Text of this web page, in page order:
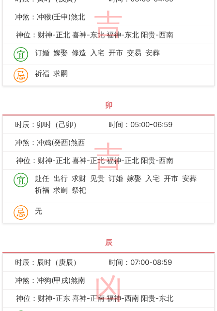
吉
冲煞：冲猴(壬申)煞北
神位：财神-正北 喜神-东北 福神-东北 阳贵-西南
订婚 嫁娶 修造 入宅 开市 交易 安葬
祈福 求嗣
卯
吉
时辰：卯时（己卯）
时间：05:00-06:59
冲煞：冲鸡(癸酉)煞西
神位：财神-正北 喜神-正北 福神-正北 阳贵-西南
赴任 出行 求财 见贵 订婚 嫁娶 入宅 开市 安葬
祈福 求嗣 祭祀
无
辰
凶
时辰：辰时（庚辰）
时间：07:00-08:59
冲煞：冲狗(甲戌)煞南
神位：财神-正东 喜神-正南 福神-西南 阳贵-东北